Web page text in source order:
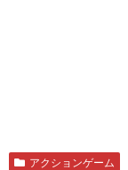
アクションゲーム